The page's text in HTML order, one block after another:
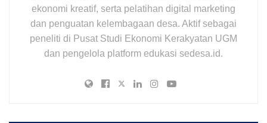
ekonomi kreatif, serta pelatihan digital marketing
dan penguatan kelembagaan desa. Aktif sebagai
peneliti di Pusat Studi Ekonomi Kerakyatan UGM
dan pengelola platform edukasi sedesa.id.